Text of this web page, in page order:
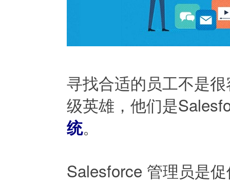
寻找合适的员工不是
级英雄，他们是
统。
Salesforce 管理员是